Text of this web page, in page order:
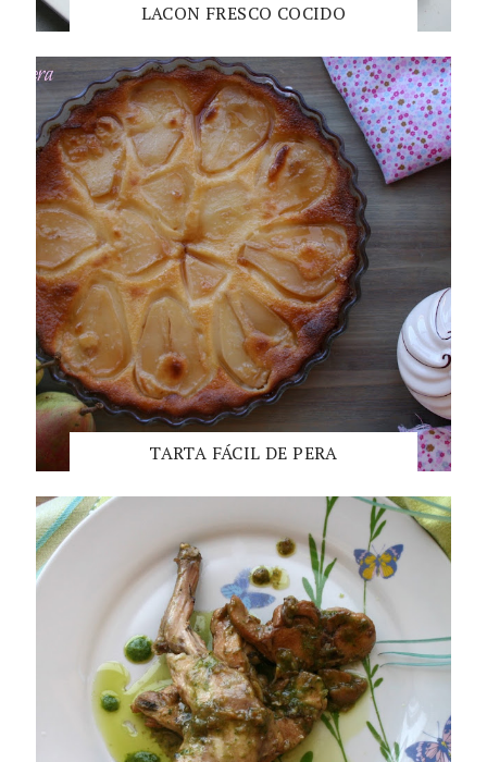
LACON FRESCO COCIDO
TARTA FÁCIL DE PERA